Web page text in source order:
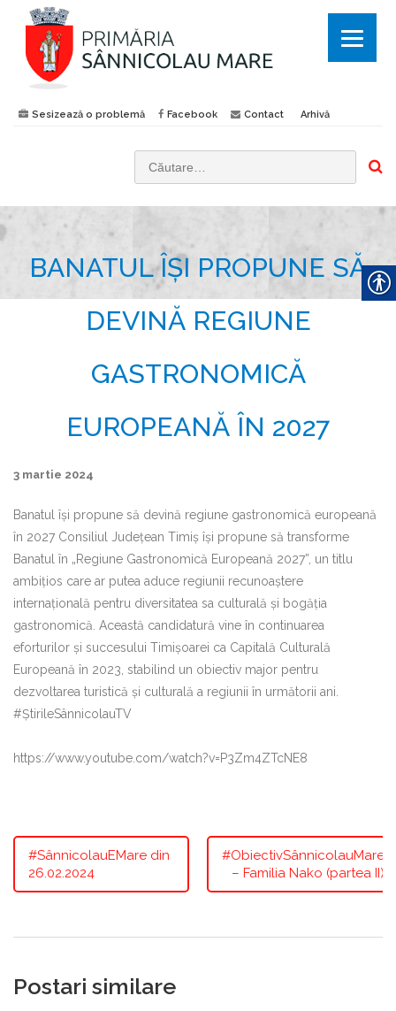
Sesizează o problemă Facebook Contact Arhivă
BANATUL ÎȘI PROPUNE SĂ
DEVINĂ REGIUNE
GASTRONOMICĂ
EUROPEANĂ ÎN 2027
3 martie 2024
Banatul își propune să devină regiune gastronomică europeană
în 2027 Consiliul Județean Timiș își propune să transforme
Banatul în „Regiune Gastronomică Europeană 2027”, un titlu
ambițios care ar putea aduce regiunii recunoaștere
internațională pentru diversitatea sa culturală și bogăția
gastronomică. Această candidatură vine în continuarea
eforturilor și succesului Timișoarei ca Capitală Culturală
Europeană în 2023, stabilind un obiectiv major pentru
dezvoltarea turistică și culturală a regiunii în următorii ani.
#ȘtirileSânnicolauTV
https://www.youtube.com/watch?v=P3Zm4ZTcNE8
#SânnicolauEMare din
26.02.2024
#ObiectivSânnicolauMare
– Familia Nako (partea II)
Postari similare